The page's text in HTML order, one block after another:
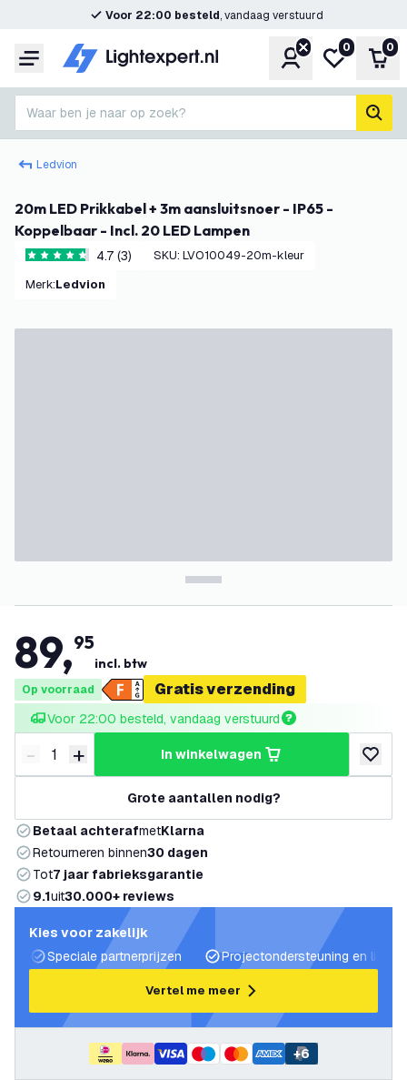
Voor 22:00 besteld, vandaag verstuurd
Menu Account
Mijn
0 0
Waar ben je naar op zoek?
Ledvion
20m LED Prikkabel + 3m aansluitsnoer - IP65 -
Koppelbaar - Incl. 20 LED Lampen
4.7 score sterren
4.7 (3) SKU: LVO10049-20m-kleur
Merk: Ledvion
89,95
incl. btw
Op voorraad Gratis verzending
Voor 22:00 besteld, vandaag verstuurd
Verminder hoeveelheid
- Verhoog hoeveelheid
+ in winkelwagen
Grote aantallen nodig?
Betaal achterafmetKlarna
Retourneren binnen30 dagen
Tot7 jaar fabrieksgarantie
9.1uit30.000+ reviews
Kies voor zakelijk
Speciale partnerprijzen
Projectondersteuning en
Vertel me meer
+6